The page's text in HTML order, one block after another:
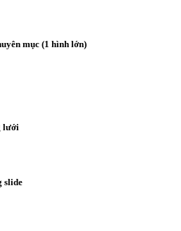
mục (1 hình lớn)
lưới
slide